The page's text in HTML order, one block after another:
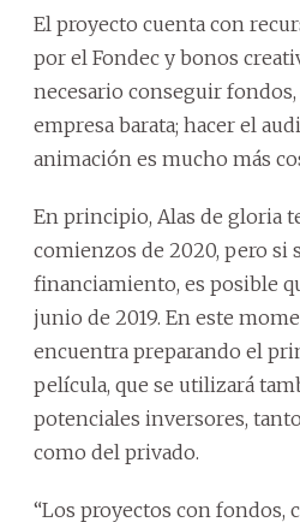
El proyecto cuenta con
por el Fondec y bonos
necesario conseguir
empresa barata; hacer el
animación es mucho más
En principio, Alas de gloria
comienzos de 2020, pero si
financiamiento, es posible
junio de 2019. En este
encuentra preparando el
película, que se utilizará
potenciales inversores,
como del privado.
“Los proyectos con fondos,